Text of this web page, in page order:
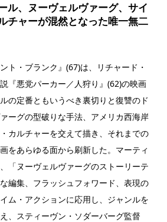
ル、ヌーヴェルヴァーグ、サイ
チャーが混然となった唯一無二
ト・ブランク』(67)は、リチャード・
『悪党パーカー／人狩り』(62)の映画
の定番ともいうべき裏切りと復讐のド
ーグの型破りな手法、アメリカ西海岸
カルチャーを交えて描き、それまでの
をあらゆる面から刷新した。マーティ
「ヌーヴェルヴァーグのストーリーテ
編集、フラッシュフォワード、表現の
ム・アクションに応用し、ジャンルを
、スティーヴン・ソダーバーグ監督